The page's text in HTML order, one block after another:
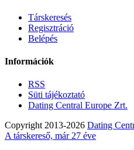
Társkeresés
Regisztráció
Belépés
Információk
RSS
Süti tájékoztató
Dating Central Europe Zrt.
Copyright 2013-2026 Dating
A társkereső, már 27 éve